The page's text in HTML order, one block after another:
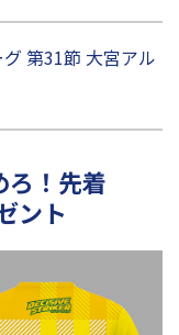
第31節 大宮アル
ろ！先着
ント